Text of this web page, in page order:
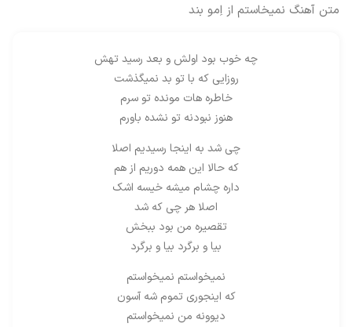
متن آهنگ نمیخاستم از اِمو بند
چه خوب بود اولش و بعد رسید تهش
روزایی که با تو بد نمیگذشت
خاطره هات مونده تو سرم
هنوز نبودنه تو نشده باورم
چی شد به اینجا رسیدیم اصلا
که حالا این همه دوریم از هم
داره چشام میشه خیسه اشک
اصلا هر چی که شد
تقصیره من بود ببخش
بیا و برگرد بیا و برگرد
نمیخواستم نمیخواستم
که اینجوری تموم شه آسون
دیوونه من نمیخواستم